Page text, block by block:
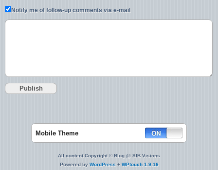
Notify me of follow-up comments via e-mail
Mobile Theme
All content Copyright © Blog @ SIB Visions
Powered by WordPress + WPtouch 1.9.16